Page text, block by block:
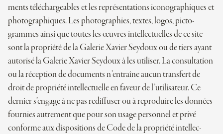
ments télé­char­geables et les repré­sen­ta­tions ico­no­gra­phiques et
pho­to­gra­phiques. Les pho­to­gra­phies, textes, logos, pic­to­
grammes ainsi que toutes les œuvres intel­lec­tuelles de ce site
sont la pro­priété de la Galerie Xavier Seydoux ou de tiers ayant
auto­risé la Galerie Xavier Seydoux à les uti­li­ser. La consul­ta­tion
ou la récep­tion de docu­ments n’entraîne aucun trans­fert de
droit de pro­priété intel­lec­tuelle en faveur de l’utilisateur. Ce
der­nier s’engage à ne pas redif­fu­ser ou à repro­duire les don­nées
four­nies autre­ment que pour son usage per­son­nel et privé
conforme aux dis­po­si­tions de Code de la pro­priété intel­lec­